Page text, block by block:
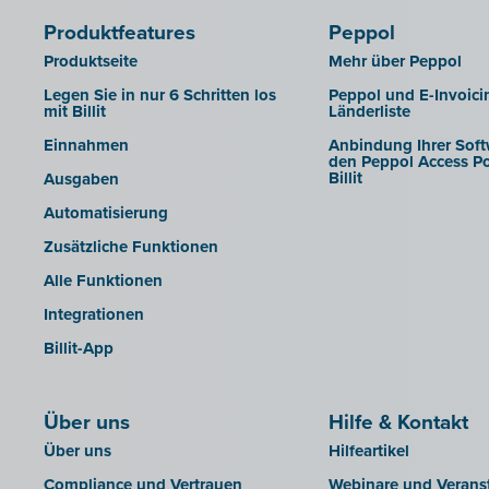
Produktfeatures
Produktseite
Legen Sie in nur 6 Schritten los
mit Billit
Einnahmen
Ausgaben
Automatisierung
Zusätzliche Funktionen
Alle Funktionen
Integrationen
Billit-App
Peppol
Mehr über Peppol
Peppol und E-
Länderliste
Anbindung Ihrer
den Peppol Access
Billit
Über uns
Über uns
Hilfe & Kontakt
Hilfeartikel